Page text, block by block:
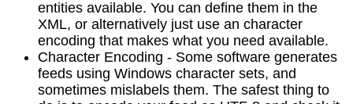
entities available. You can define them in the
XML, or alternatively just use an character
encoding that makes what you need available.
Character Encoding - Some software generates
feeds using Windows character sets, and
sometimes mislabels them. The safest thing to